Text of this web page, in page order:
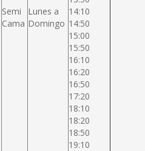
Semi
Cama
Lunes a
Domingo
14:10
14:50
15:00
15:50
16:10
16:20
16:50
17:20
18:10
18:20
18:50
19:10